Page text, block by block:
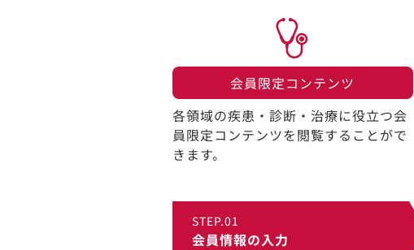
会員限定コンテンツ​
各領域の疾患・診断・治療に役立つ会
員限定コンテンツを閲覧することがで
きます。​
STEP.01
会員情報の入力